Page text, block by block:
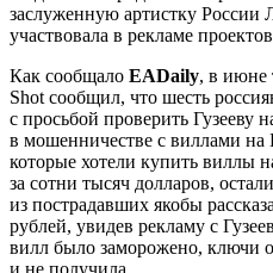
заслуженную артистку России
участвовала в рекламе
Как сообщало EADaily, в июне
Shot сообщил, что шесть
с просьбой проверить Гузееву
в мошенничестве с виллами на
которые хотели купить виллы
за сотни тысяч долларов,
из пострадавших якобы
рублей, увидев рекламу с
вилл было заморожено, ключи
и не получила.